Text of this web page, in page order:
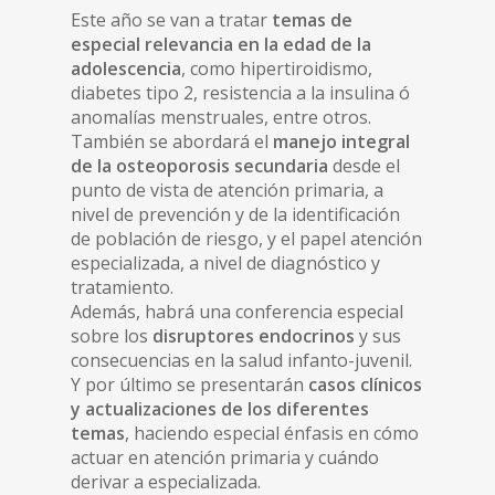
Este año se van a tratar temas de
especial relevancia en la edad de la
adolescencia, como hipertiroidismo,
diabetes tipo 2, resistencia a la insulina ó
anomalías menstruales, entre otros.
También se abordará el manejo integral
de la osteoporosis secundaria desde el
punto de vista de atención primaria, a
nivel de prevención y de la identificación
de población de riesgo, y el papel atención
especializada, a nivel de diagnóstico y
tratamiento.
Además, habrá una conferencia especial
sobre los disruptores endocrinos y sus
consecuencias en la salud infanto-juvenil.
Y por último se presentarán casos clínicos
y actualizaciones de los diferentes
temas, haciendo especial énfasis en cómo
actuar en atención primaria y cuándo
derivar a especializada.